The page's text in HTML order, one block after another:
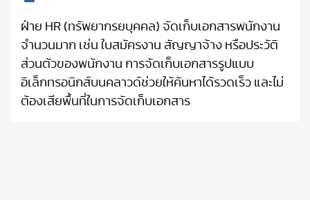
ฝ่าย HR (ทรัพยากรยบุคคล) จัดเก็บเอกสารพนักงาน
จำนวนมาก เช่น ใบสมัครงาน สัญญาจ้าง หรือประวัติ
ส่วนตัวของพนักงาน การจัดเก็บเอกสารรูปแบบ
อิเล็กทรอนิกส์บนคลาวด์ช่วยให้ค้นหาได้รวดเร็ว และไม่
ต้องเสียพื้นที่ในการจัดเก็บเอกสาร